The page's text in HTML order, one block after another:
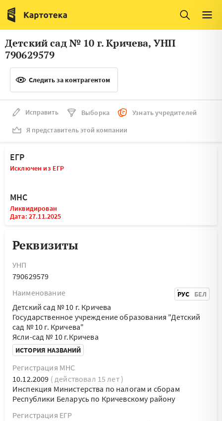
Италия
Люксембург
Литва
Латвия
Словения
Франция
Финляндия
Швеция
Мальта
Детский сад № 10 г. Кричева, УНП
790629579
Следить за контрагентом
Исправить Выборка
Узнать учредителей
Я представитель этой компании
ЕГР
Исключен из ЕГР
МНС
Ликвидирован
Дата: 27.11.2025
Реквизиты
УНП
790629579
Наименование
РУС БЕЛ
Детский сад № 10 г. Кричева
Государственное учреждение образования "Детский
сад № 10 г. Кричева"
Ясли-сад № 10 г.Кричева
ИСТОРИЯ НАЗВАНИЙ
Регистрация МНС
10.12.2009 ( действовал 15 лет )
Инспекция Министерства по налогам и сборам
Республики Беларусь по Кричевскому району
Регистрация ЕГР